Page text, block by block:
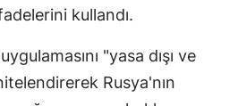
Kocaeli
Konya
Kütahya
kullandı.
"yasa dışı ve
Rusya'nın